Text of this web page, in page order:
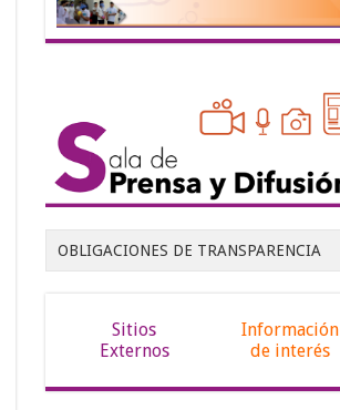
OBLIGACIONES DE TRANSPARENCIA
Sitios
Externos
Información
de interés